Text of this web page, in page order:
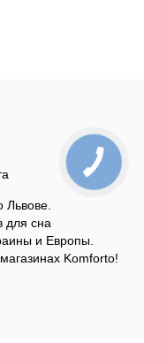
Львове.
для сна
и Европы.
Komforto!